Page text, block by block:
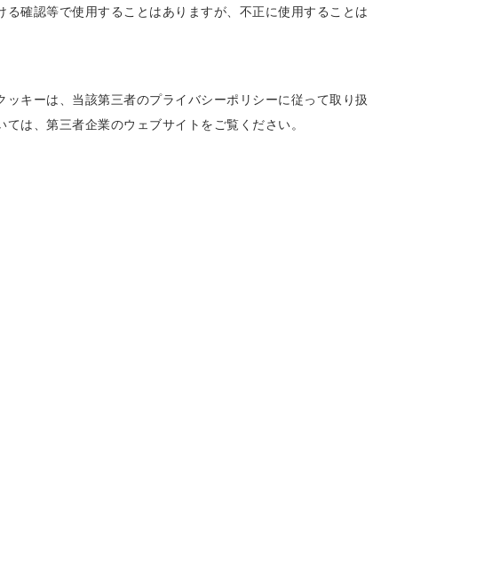
確認等で使用することはありますが、不正に使用することは
キーは、当該第三者のプライバシーポリシーに従って取り扱
は、第三者企業のウェブサイトをご覧ください。